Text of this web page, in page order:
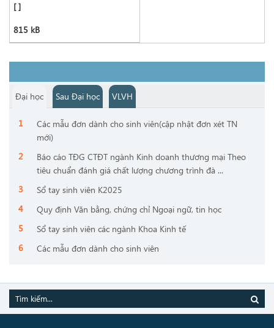
[ ]
815 kB
Đại học Sau Đại học VLVH
Các mẫu đơn dành cho sinh viên(cập nhật đơn xét TN
mới)
Báo cáo TĐG CTĐT ngành Kinh doanh thương mại Theo
tiêu chuẩn đánh giá chất lượng chương trình đà ...
Sổ tay sinh viên K2025
Quy định Văn bằng, chứng chỉ Ngoại ngữ, tin học
Sổ tay sinh viên các ngành Khoa Kinh tế
Các mẫu đơn dành cho sinh viên